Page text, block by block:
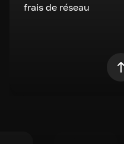
frais de réseau